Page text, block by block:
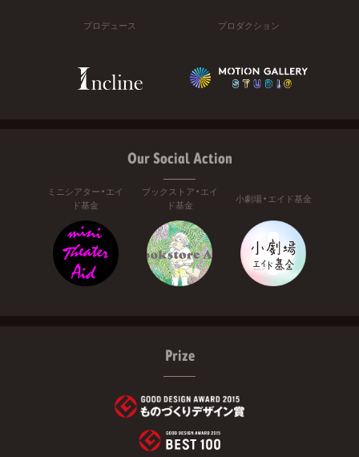
プロデュース プロダクション
Our Social Action
ミニシアター・エイ
ド基金
ブックストア・エイ
ド基金
小劇場・エイド基金
Prize